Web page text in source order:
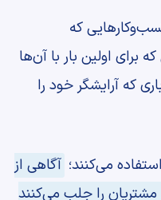
که
برای اولین بار با آن‌ها
که آرایشگر خود را
می‌کنند؛ آگاهی از
مشتریان را جلب می‌کنند